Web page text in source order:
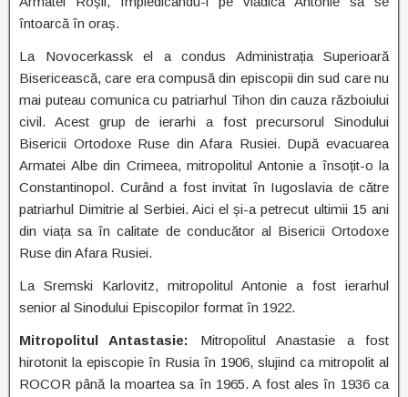
întoarcă în oraș.
La Novocerkassk el a condus Administrația Superioară
Bisericească, care era compusă din episcopii din sud care nu
mai puteau comunica cu patriarhul Tihon din cauza războiului
civil. Acest grup de ierarhi a fost precursorul Sinodului
Bisericii Ortodoxe Ruse din Afara Rusiei. După evacuarea
Armatei Albe din Crimeea, mitropolitul Antonie a însoțit-o la
Constantinopol. Curând a fost invitat în Iugoslavia de către
patriarhul Dimitrie al Serbiei. Aici el și-a petrecut ultimii 15 ani
din viața sa în calitate de conducător al Bisericii Ortodoxe
Ruse din Afara Rusiei.
La Sremski Karlovitz, mitropolitul Antonie a fost ierarhul
senior al Sinodului Episcopilor format în 1922.
Mitropolitul Antastasie: Mitropolitul Anastasie a fost
hirotonit la episcopie în Rusia în 1906, slujind ca mitropolit al
ROCOR până la moartea sa în 1965. A fost ales în 1936 ca